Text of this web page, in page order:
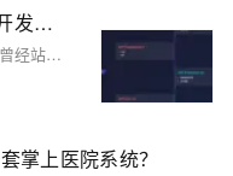
.NET技术深度解析：现代企业级开发指南
每日激励：“不要一直责怪过去的自己，他曾经站在雾里也很迷茫”。我是蒋星熠Jaxonic，一名在代码宇宙中探索的极客旅人。从.NET Framework到.NET 8，我深耕跨平台、高性能、云原生开发，践行领域驱动设计与微服务架构，用代码书写技术诗篇。分享架构演进、性能优化与AI融合前沿，助力开发者在二进制星河中逐光前行。关注我，共探技术无限可能！
掌上医院系统？